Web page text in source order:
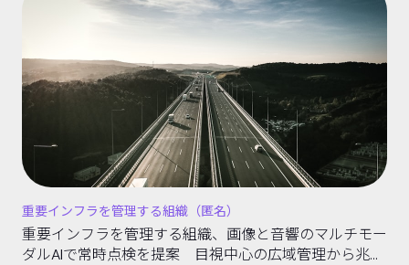
重要インフラを管理する組織（匿名）
重要インフラを管理する組織、画像と音響のマルチモー
ダルAIで常時点検を提案 目視中心の広域管理から兆候